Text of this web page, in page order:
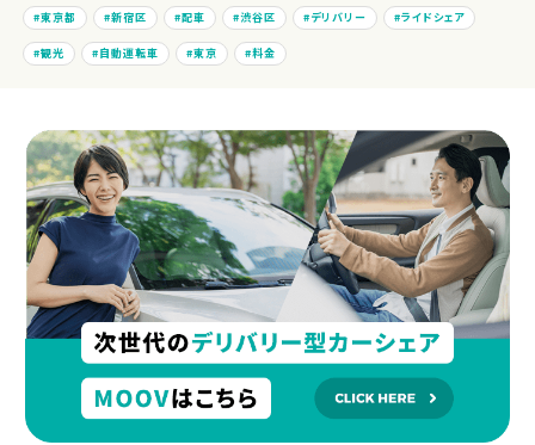
東京都 新宿区 配車 渋谷区 デリバリー ライドシェア
観光 自動運転車 東京 料金